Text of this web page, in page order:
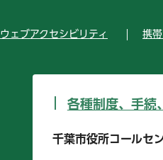
ウェブアクセシビリティ 携
各種制度、手続
千葉市役所コールセ